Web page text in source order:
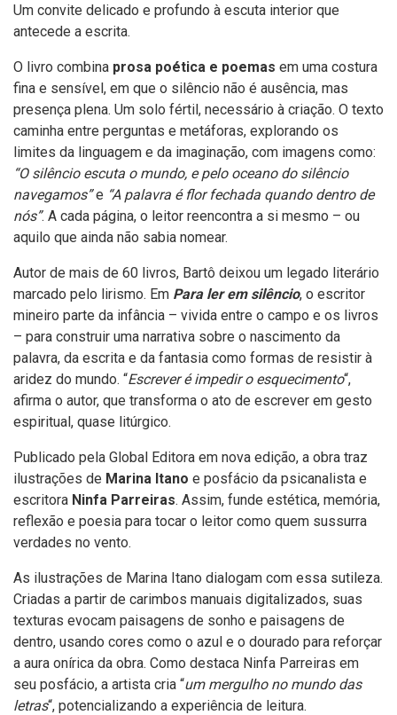
Um convite delicado e profundo à escuta interior que
antecede a escrita.
O livro combina prosa poética e poemas em uma costura
fina e sensível, em que o silêncio não é ausência, mas
presença plena. Um solo fértil, necessário à criação. O texto
caminha entre perguntas e metáforas, explorando os
limites da linguagem e da imaginação, com imagens como:
“O silêncio escuta o mundo, e pelo oceano do silêncio
navegamos”e “A palavra é flor fechada quando dentro de
nós”. A cada página, o leitor reencontra a si mesmo – ou
aquilo que ainda não sabia nomear.
Autor de mais de 60 livros, Bartô deixou um legado literário
marcado pelo lirismo. Em Para ler em silêncio, o escritor
mineiro parte da infância – vivida entre o campo e os livros
– para construir uma narrativa sobre o nascimento da
palavra, da escrita e da fantasia como formas de resistir à
aridez do mundo. “Escrever é impedir o esquecimento“,
afirma o autor, que transforma o ato de escrever em gesto
espiritual, quase litúrgico.
Publicado pela Global Editora em nova edição, a obra traz
ilustrações de Marina Itano e posfácio da psicanalista e
escritora Ninfa Parreiras. Assim, funde estética, memória,
reflexão e poesia para tocar o leitor como quem sussurra
verdades no vento.
As ilustrações de Marina Itano dialogam com essa sutileza.
Criadas a partir de carimbos manuais digitalizados, suas
texturas evocam paisagens de sonho e paisagens de
dentro, usando cores como o azul e o dourado para reforçar
a aura onírica da obra. Como destaca Ninfa Parreiras em
seu posfácio, a artista cria “um mergulho no mundo das
letras“, potencializando a experiência de leitura.